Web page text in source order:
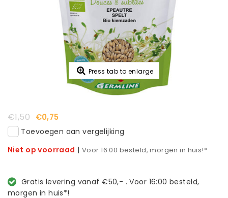
Press tab to enlarge
€1,50 €0,75
Toevoegen aan vergelijking
Niet op voorraad | Voor 16:00 besteld, morgen in huis!*
Gratis levering vanaf €50,- . Voor 16:00 besteld,
morgen in huis*!